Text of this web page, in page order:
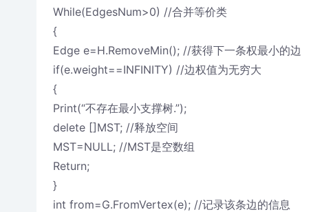
While(EdgesNum>0) //合并等价类
{
Edge e=H.RemoveMin(); //获得下一条权最小的边
if(e.weight==INFINITY) //边权值为无穷大
{
Print(“不存在最小支撑树.”);
delete []MST; //释放空间
MST=NULL; //MST是空数组
Return;
}
int from=G.FromVertex(e); //记录该条边的信息